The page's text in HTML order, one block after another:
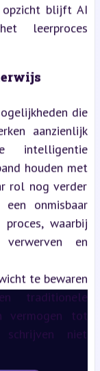
opzicht blijft AI
leerproces
die
aanzienlijk
intelligentie
houden met
rol nog verder
onmisbaar
waarbij
en
te bewaren
traditionele
vermogen tot
niet